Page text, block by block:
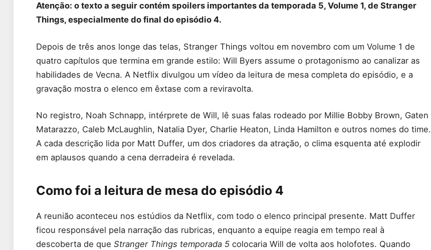
Atenção: o texto a seguir contém spoilers importantes da temporada 5, Volume 1, de Stranger
Things, especialmente do final do episódio 4.
Depois de três anos longe das telas, Stranger Things voltou em novembro com um Volume 1 de
quatro capítulos que termina em grande estilo: Will Byers assume o protagonismo ao canalizar as
habilidades de Vecna. A Netflix divulgou um vídeo da leitura de mesa completa do episódio, e a
gravação mostra o elenco em êxtase com a reviravolta.
No registro, Noah Schnapp, intérprete de Will, lê suas falas rodeado por Millie Bobby Brown, Gaten
Matarazzo, Caleb McLaughlin, Natalia Dyer, Charlie Heaton, Linda Hamilton e outros nomes do time.
A cada descrição lida por Matt Duffer, um dos criadores da atração, o clima esquenta até explodir
em aplausos quando a cena derradeira é revelada.
Como foi a leitura de mesa do episódio 4
A reunião aconteceu nos estúdios da Netflix, com todo o elenco principal presente. Matt Duffer
ficou responsável pela narração das rubricas, enquanto a equipe reagia em tempo real à
descoberta de que Stranger Things temporada 5 colocaria Will de volta aos holofotes. Quando